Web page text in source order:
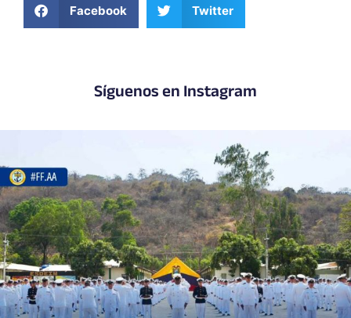
Facebook Twitter
Síguenos en Instagram